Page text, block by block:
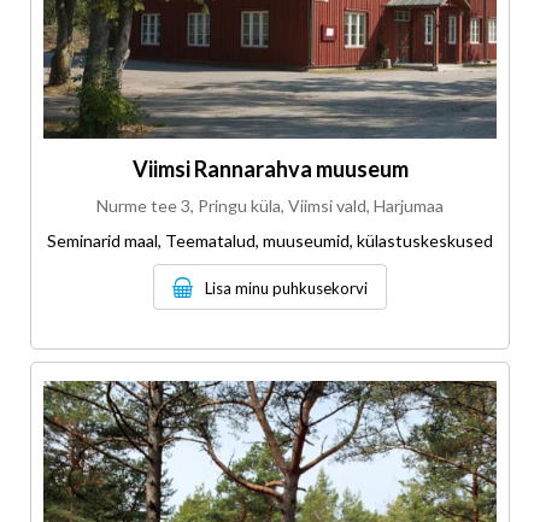
Viimsi Rannarahva muuseum
Nurme tee 3, Pringu küla, Viimsi vald, Harjumaa
Seminarid maal, Teematalud, muuseumid, külastuskeskused
Lisa minu puhkusekorvi